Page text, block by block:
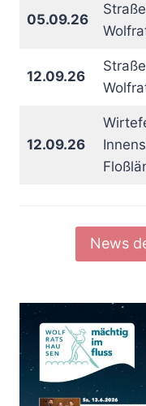
05.09.26
12.09.26
12.09.26
News